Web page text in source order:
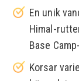
En unik
Himal-
Base
Korsar